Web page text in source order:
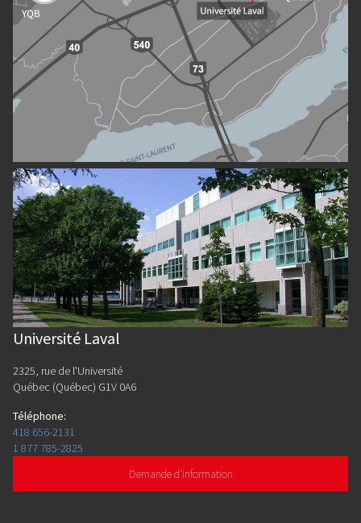
Université Laval
2325, rue de l'Université
Québec (Québec) G1V 0A6
Téléphone:
418 656-2131
1 877 785-2825
Demande d'information